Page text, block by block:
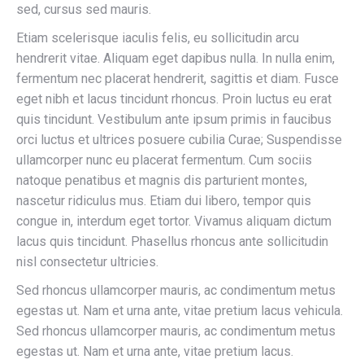
sed, cursus sed mauris.
Etiam scelerisque iaculis felis, eu sollicitudin arcu
hendrerit vitae. Aliquam eget dapibus nulla. In nulla enim,
fermentum nec placerat hendrerit, sagittis et diam. Fusce
eget nibh et lacus tincidunt rhoncus. Proin luctus eu erat
quis tincidunt. Vestibulum ante ipsum primis in faucibus
orci luctus et ultrices posuere cubilia Curae; Suspendisse
ullamcorper nunc eu placerat fermentum. Cum sociis
natoque penatibus et magnis dis parturient montes,
nascetur ridiculus mus. Etiam dui libero, tempor quis
congue in, interdum eget tortor. Vivamus aliquam dictum
lacus quis tincidunt. Phasellus rhoncus ante sollicitudin
nisl consectetur ultricies.
Sed rhoncus ullamcorper mauris, ac condimentum metus
egestas ut. Nam et urna ante, vitae pretium lacus vehicula.
Sed rhoncus ullamcorper mauris, ac condimentum metus
egestas ut. Nam et urna ante, vitae pretium lacus.